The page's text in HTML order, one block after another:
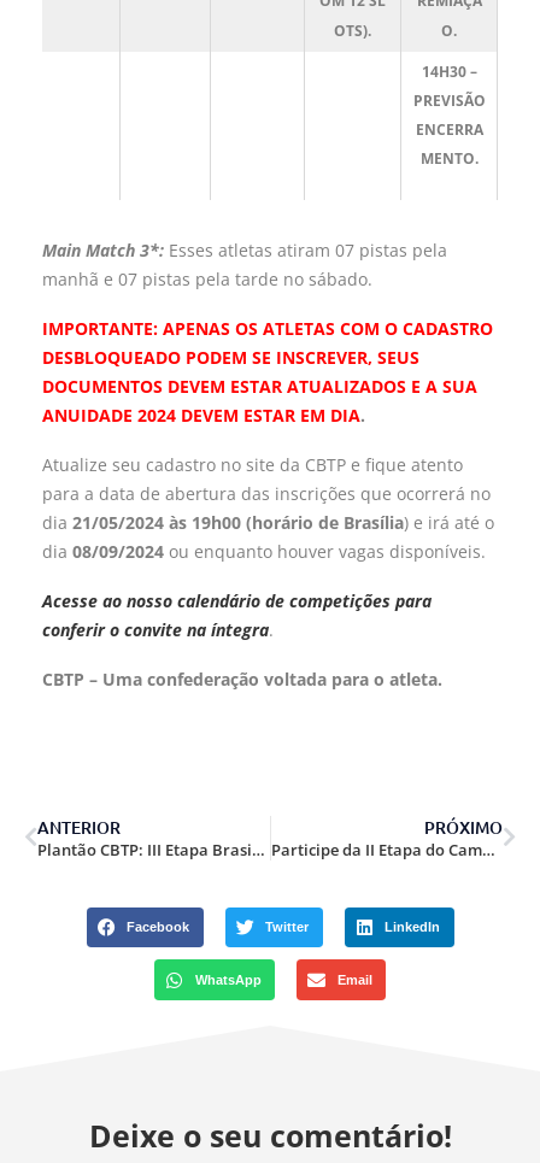
OTS).
O.
14H30 –
PREVISÃO
ENCERRA
MENTO.
Main Match 3*: Esses atletas atiram 07 pistas pela
manhã e 07 pistas pela tarde no sábado.
IMPORTANTE: APENAS OS ATLETAS COM O CADASTRO
DESBLOQUEADO PODEM SE INSCREVER, SEUS
DOCUMENTOS DEVEM ESTAR ATUALIZADOS E A SUA
ANUIDADE 2024 DEVEM ESTAR EM DIA.
Atualize seu cadastro no site da CBTP e fique atento
para a data de abertura das inscrições que ocorrerá no
dia 21/05/2024 às 19h00 (horário de Brasília) e irá até o
dia 08/09/2024 ou enquanto houver vagas disponíveis.
Acesse ao nosso calendário de competições para
conferir o convite na íntegra.
CBTP – Uma confederação voltada para o atleta.
ANTERIOR
Plantão CBTP: III Etapa Brasileiro Online e IV Etapa TRP e ACG 2024.
PRÓXIMO
Participe da II Etapa do Campeonato Brasileiro de Shotgun, Rifle e Mini Rifle em Juiz de Fora/MG.
Facebook Twitter LinkedIn
WhatsApp Email
Deixe o seu comentário!